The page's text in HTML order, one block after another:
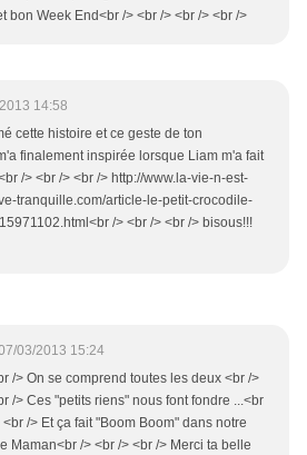
bon Week End<br /> <br /> <br /> <br />
14:58
cette histoire et ce geste de ton
finalement inspirée lorsque Liam m'a fait
/> <br /> <br /> http://www.la-vie-n-est-
tranquille.com/article-le-petit-crocodile-
/> <br /> <br /> bisous!!!
03/2013 15:24
/> On se comprend toutes les deux <br />
/> Ces "petits riens" nous font fondre ...<br
<br /> Et ça fait "Boom Boom" dans notre
Maman<br /> <br /> <br /> Merci ta belle